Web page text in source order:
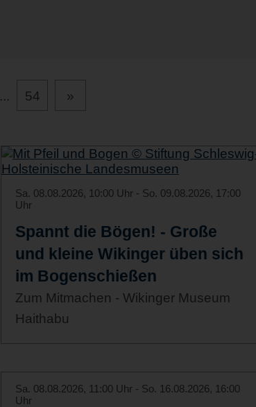
... 54 »
Sa. 08.08.2026, 10:00 Uhr - So. 09.08.2026, 17:00
Uhr
Spannt die Bögen! - Große
und kleine Wikinger üben sich
im Bogenschießen
Zum Mitmachen - Wikinger Museum
Haithabu
Sa. 08.08.2026, 11:00 Uhr - So. 16.08.2026, 16:00
Uhr